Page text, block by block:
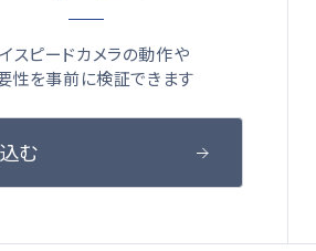
スピードカメラの動作や
性を事前に検証できます
む